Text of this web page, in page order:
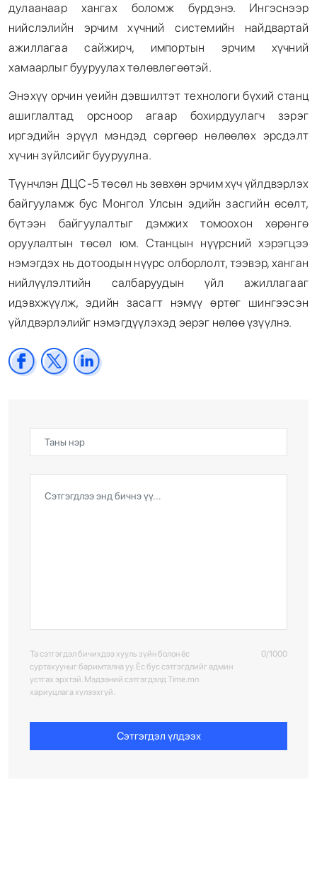
дулаанаар хангах боломж бүрдэнэ. Ингэснээр
нийслэлийн эрчим хүчний системийн найдвартай
ажиллагаа сайжирч, импортын эрчим хүчний
хамаарлыг бууруулах төлөвлөгөөтэй.
Энэхүү орчин үеийн дэвшилтэт технологи бүхий станц
ашиглалтад орсноор агаар бохирдуулагч зэрэг
иргэдийн эрүүл мэндэд сөргөөр нөлөөлөх эрсдэлт
хүчин зүйлсийг бууруулна.
Түүнчлэн ДЦС-5 төсөл нь зөвхөн эрчим хүч үйлдвэрлэх
байгууламж бус Монгол Улсын эдийн засгийн өсөлт,
бүтээн байгуулалтыг дэмжих томоохон хөрөнгө
оруулалтын төсөл юм. Станцын нүүрсний хэрэгцээ
нэмэгдэх нь дотоодын нүүрс олборлолт, тээвэр, ханган
нийлүүлэлтийн салбаруудын үйл ажиллагааг
идэвхжүүлж, эдийн засагт нэмүү өртөг шингээсэн
үйлдвэрлэлийг нэмэгдүүлэхэд эерэг нөлөө үзүүлнэ.
Та сэтгэгдэл бичихдээ хууль зүйн болон ёс
суртахууныг баримтална уу. Ёс бус сэтгэгдлийг админ
устгах эрхтэй. Мэдээний сэтгэгдэлд Time.mn
хариуцлага хүлээхгүй.
0/1000
Сэтгэгдэл үлдээх